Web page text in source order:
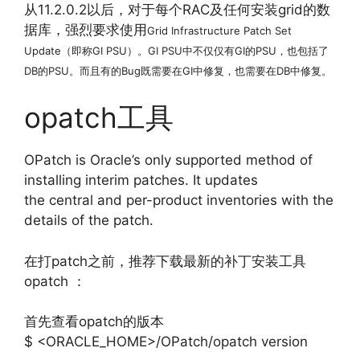
从11.2.0.2以后，对于每个RAC及任何安装grid的数
据库，强烈要求使用Grid Infrastructure Patch Set
Update（即称GI PSU）。GI PSU中不仅仅有GI的PSU，也包括了
DB的PSU。而且有的Bug既需要在GI中修复，也需要在DB中修复。
opatch工具
OPatch is Oracle’s only supported method of
installing interim patches. It updates
the central and per-product inventories with the
details of the patch.
在打patch之前，推荐下载最新的补丁安装工具
opatch ：
首先查看opatch的版本
$ <ORACLE_HOME>/OPatch/opatch version